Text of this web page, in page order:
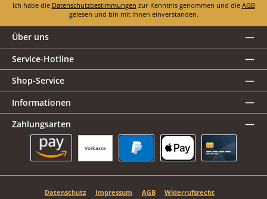
Ich habe die Datenschutzbestimmungen zur Kenntnis genommen und die AGB
gelesen und bin mit ihnen einverstanden.
Über uns
Service-Hotline
Shop-Service
Informationen
Zahlungsarten
Vorkasse
Datenschutz Impressum AGB
Widerrufsrecht